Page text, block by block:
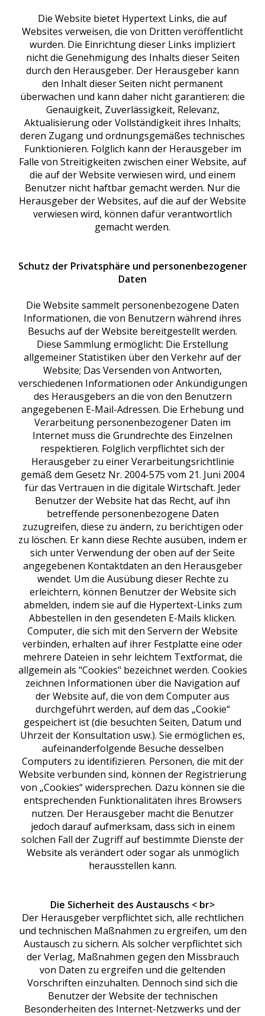
Die Website bietet Hypertext Links, die auf
Websites verweisen, die von Dritten veröffentlicht
wurden. Die Einrichtung dieser Links impliziert
nicht die Genehmigung des Inhalts dieser Seiten
durch den Herausgeber. Der Herausgeber kann
den Inhalt dieser Seiten nicht permanent
überwachen und kann daher nicht garantieren: die
Genauigkeit, Zuverlässigkeit, Relevanz,
Aktualisierung oder Vollständigkeit ihres Inhalts;
deren Zugang und ordnungsgemäßes technisches
Funktionieren. Folglich kann der Herausgeber im
Falle von Streitigkeiten zwischen einer Website, auf
die auf der Website verwiesen wird, und einem
Benutzer nicht haftbar gemacht werden. Nur die
Herausgeber der Websites, auf die auf der Website
verwiesen wird, können dafür verantwortlich
gemacht werden.
Schutz der Privatsphäre und personenbezogener
Daten
Die Website sammelt personenbezogene Daten
Informationen, die von Benutzern während ihres
Besuchs auf der Website bereitgestellt werden.
Diese Sammlung ermöglicht: Die Erstellung
allgemeiner Statistiken über den Verkehr auf der
Website; Das Versenden von Antworten,
verschiedenen Informationen oder Ankündigungen
des Herausgebers an die von den Benutzern
angegebenen E-Mail-Adressen. Die Erhebung und
Verarbeitung personenbezogener Daten im
Internet muss die Grundrechte des Einzelnen
respektieren. Folglich verpflichtet sich der
Herausgeber zu einer Verarbeitungsrichtlinie
gemäß dem Gesetz Nr. 2004-575 vom 21. Juni 2004
für das Vertrauen in die digitale Wirtschaft. Jeder
Benutzer der Website hat das Recht, auf ihn
betreffende personenbezogene Daten
zuzugreifen, diese zu ändern, zu berichtigen oder
zu löschen. Er kann diese Rechte ausüben, indem er
sich unter Verwendung der oben auf der Seite
angegebenen Kontaktdaten an den Herausgeber
wendet. Um die Ausübung dieser Rechte zu
erleichtern, können Benutzer der Website sich
abmelden, indem sie auf die Hypertext-Links zum
Abbestellen in den gesendeten E-Mails klicken.
Computer, die sich mit den Servern der Website
verbinden, erhalten auf ihrer Festplatte eine oder
mehrere Dateien in sehr leichtem Textformat, die
allgemein als "Cookies" bezeichnet werden. Cookies
zeichnen Informationen über die Navigation auf
der Website auf, die von dem Computer aus
durchgeführt werden, auf dem das „Cookie“
gespeichert ist (die besuchten Seiten, Datum und
Uhrzeit der Konsultation usw.). Sie ermöglichen es,
aufeinanderfolgende Besuche desselben
Computers zu identifizieren. Personen, die mit der
Website verbunden sind, können der Registrierung
von „Cookies“ widersprechen. Dazu können sie die
entsprechenden Funktionalitäten ihres Browsers
nutzen. Der Herausgeber macht die Benutzer
jedoch darauf aufmerksam, dass sich in einem
solchen Fall der Zugriff auf bestimmte Dienste der
Website als verändert oder sogar als unmöglich
herausstellen kann.
Die Sicherheit des Austauschs < br>
Der Herausgeber verpflichtet sich, alle rechtlichen
und technischen Maßnahmen zu ergreifen, um den
Austausch zu sichern. Als solcher verpflichtet sich
der Verlag, Maßnahmen gegen den Missbrauch
von Daten zu ergreifen und die geltenden
Vorschriften einzuhalten. Dennoch sind sich die
Benutzer der Website der technischen
Besonderheiten des Internet-Netzwerks und der